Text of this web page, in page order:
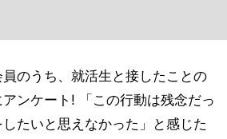
のうち、就活生と接したことの
ンケート! 「この行動は残念だっ
たいと思えなかった」と感じた